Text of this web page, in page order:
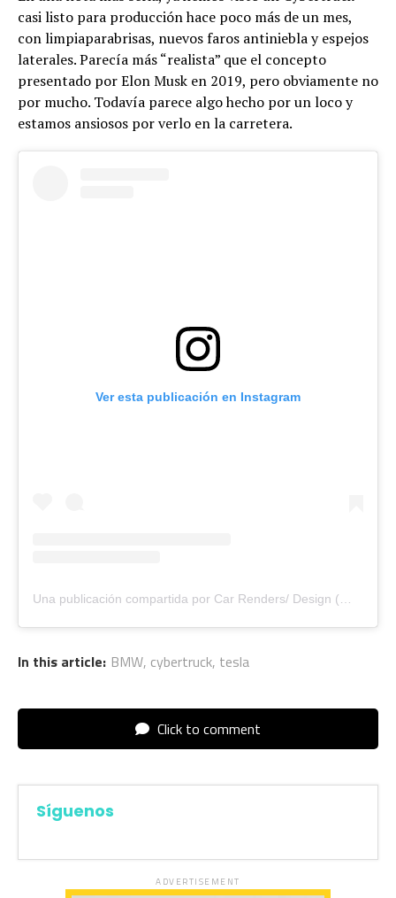
casi listo para producción hace poco más de un mes,
con limpiaparabrisas, nuevos faros antiniebla y espejos
laterales. Parecía más “realista” que el concepto
presentado por Elon Musk en 2019, pero obviamente no
por mucho. Todavía parece algo hecho por un loco y
estamos ansiosos por verlo en la carretera.
Ver esta publicación en Instagram
In this article: BMW, cybertruck, tesla
Click to comment
Síguenos
ADVERTISEMENT